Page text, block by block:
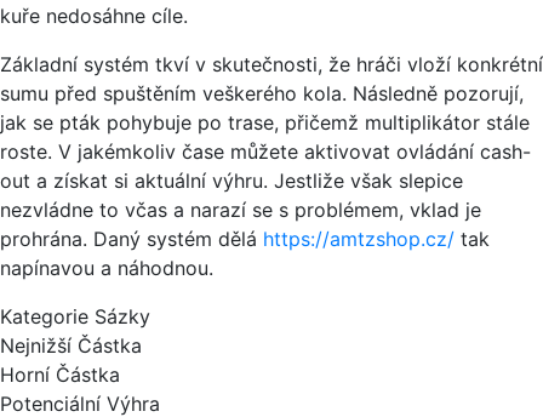
kuře nedosáhne cíle.
Základní systém tkví v skutečnosti, že hráči vloží konkrétní
sumu před spuštěním veškerého kola. Následně pozorují,
jak se pták pohybuje po trase, přičemž multiplikátor stále
roste. V jakémkoliv čase můžete aktivovat ovládání cash-
out a získat si aktuální výhru. Jestliže však slepice
nezvládne to včas a narazí se s problémem, vklad je
prohrána. Daný systém dělá https://amtzshop.cz/ tak
napínavou a náhodnou.
Kategorie Sázky
Nejnižší Částka
Horní Částka
Potenciální Výhra